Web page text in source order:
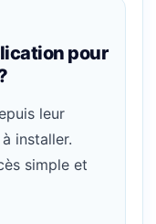
pour
leur
installer.
simple et